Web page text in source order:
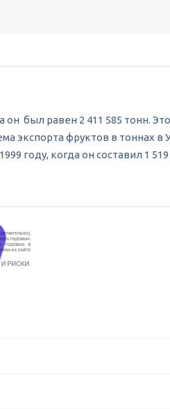
он был равен 2 411 585 тонн.
экспорта фруктов в тоннах в
году, когда он составил 1